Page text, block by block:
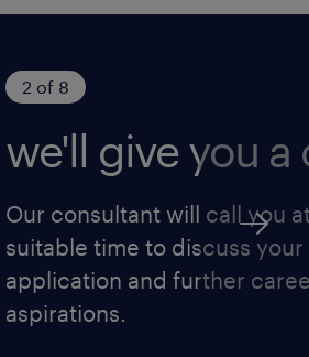
2 of 8
we'll give you a
Our consultant will call you
suitable time to discuss your
application and further
aspirations.